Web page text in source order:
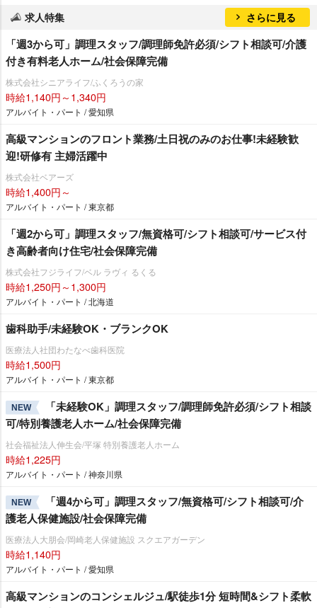
求人特集 さらに見る
「週3から可」調理スタッフ/調理師免許必須/シフト相談可/介護
付き有料老人ホーム/社会保障完備
株式会社シニアライフ/ふくろうの家
時給1,140円～1,340円
アルバイト・パート / 愛知県
⾼級マンションのフロント業務/土日祝のみのお仕事!未経験歓
迎!研修有 主婦活躍中
株式会社ベアーズ
時給1,400円～
アルバイト・パート / 東京都
「週2から可」調理スタッフ/無資格可/シフト相談可/サービス付
き高齢者向け住宅/社会保障完備
株式会社フジライフ/ベル ラヴィ るくる
時給1,250円～1,300円
アルバイト・パート / 北海道
歯科助手/未経験OK・ブランクOK
医療法人社団わたなべ歯科医院
時給1,500円
アルバイト・パート / 東京都
NEW
「未経験OK」調理スタッフ/調理師免許必須/シフト相談
可/特別養護老人ホーム/社会保障完備
社会福祉法人伸生会/平塚 特別養護老人ホーム
時給1,225円
アルバイト・パート / 神奈川県
NEW
「週4から可」調理スタッフ/無資格可/シフト相談可/介
護老人保健施設/社会保障完備
医療法人大朋会/岡崎老人保健施設 スクエアガーデン
時給1,140円
アルバイト・パート / 愛知県
高級マンションのコンシェルジュ/駅徒歩1分 短時間&シフト柔軟